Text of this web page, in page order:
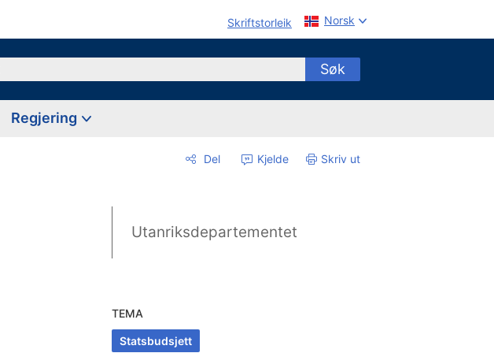
Skriftstorleik Norsk
Søk
Regjering
Del Kjelde Skriv ut
Utanriksdepartementet
TEMA
Statsbudsjett